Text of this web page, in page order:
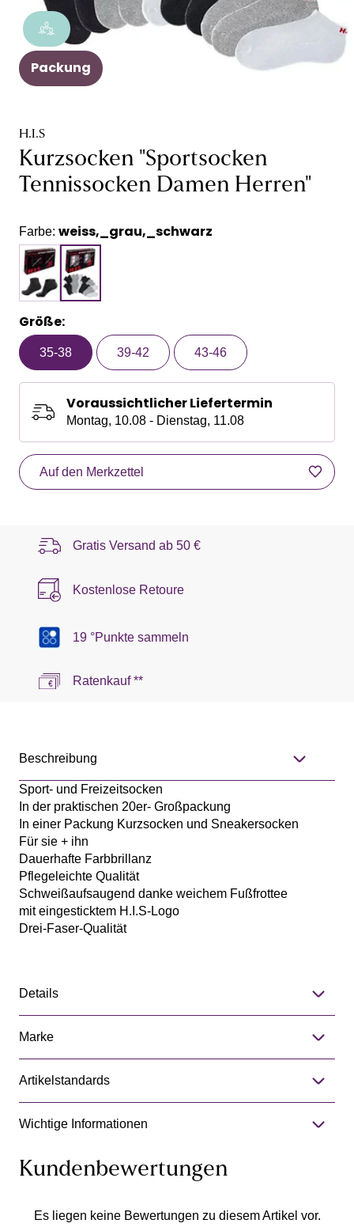
Packung
H.I.S
Kurzsocken "Sportsocken
Tennissocken Damen Herren"
Farbe: weiss,_grau,_schwarz
Größe:
35-38 39-42 43-46
Voraussichtlicher Liefertermin
Montag, 10.08 - Dienstag, 11.08
Auf den Merkzettel
Gratis Versand ab 50 €
Kostenlose Retoure
19 °Punkte sammeln
Ratenkauf **
Beschreibung
Sport- und Freizeitsocken
In der praktischen 20er- Großpackung
In einer Packung Kurzsocken und Sneakersocken
Für sie + ihn
Dauerhafte Farbbrillanz
Pflegeleichte Qualität
Schweißaufsaugend danke weichem Fußfrottee
mit eingesticktem H.I.S-Logo
Drei-Faser-Qualität
Details
Marke
Artikelstandards
Wichtige Informationen
Kundenbewertungen
Es liegen keine Bewertungen zu diesem Artikel vor.